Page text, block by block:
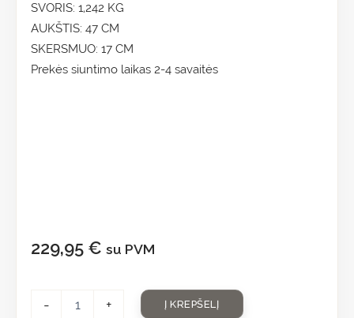
SVORIS: 1,242 KG
AUKŠTIS: 47 CM
SKERSMUO: 17 CM
Prekės siuntimo laikas 2-4 savaitės
229,95 € su PVM
- + Į KREPŠELĮ